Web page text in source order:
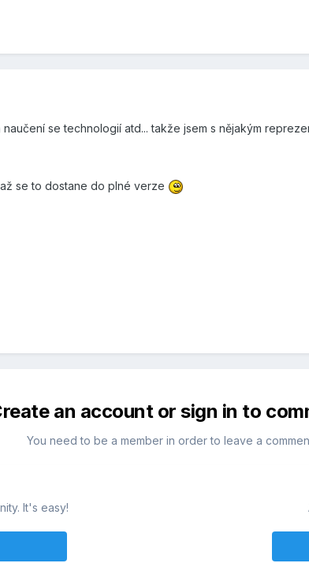
se technologií atd... takže jsem s nějakým
se to dostane do plné verze
an account or sign in to
You need to be a member in order to leave a
It's easy!